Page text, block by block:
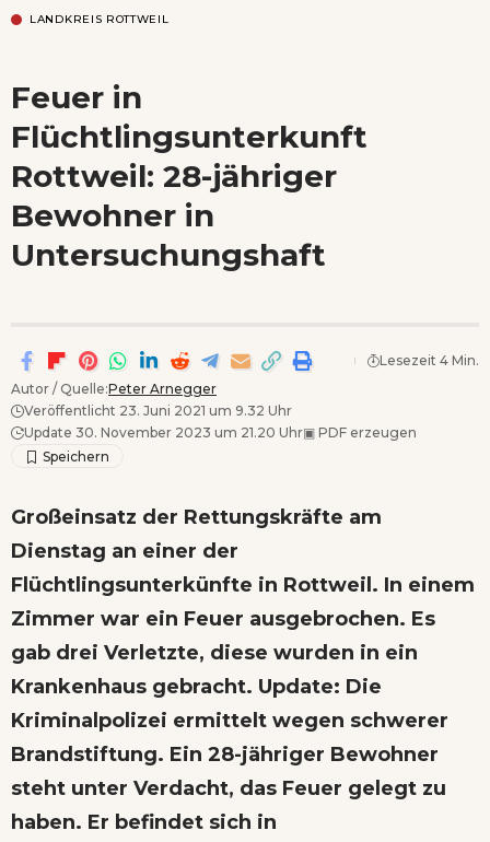
LANDKREIS ROTTWEIL
Feuer in
Flüchtlingsunterkunft
Rottweil: 28-jähriger
Bewohner in
Untersuchungshaft
Autor / Quelle:Peter Arnegger
Veröffentlicht 23. Juni 2021 um 9.32 Uhr
Update 30. November 2023 um 21.20 Uhr▣ PDF erzeugen
Lesezeit 4 Min.
Großeinsatz der Rettungskräfte am
Dienstag an einer der
Flüchtlingsunterkünfte in Rottweil. In einem
Zimmer war ein Feuer ausgebrochen. Es
gab drei Verletzte, diese wurden in ein
Krankenhaus gebracht. Update: Die
Kriminalpolizei ermittelt wegen schwerer
Brandstiftung. Ein 28-jähriger Bewohner
steht unter Verdacht, das Feuer gelegt zu
haben. Er befindet sich in